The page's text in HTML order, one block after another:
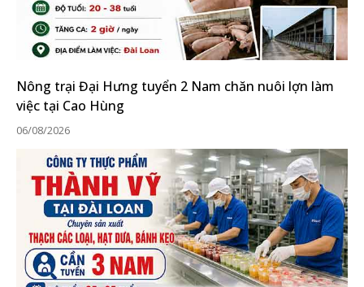
Nông trại Đại Hưng tuyển 2 Nam chăn nuôi lợn làm
việc tại Cao Hùng
06/08/2026